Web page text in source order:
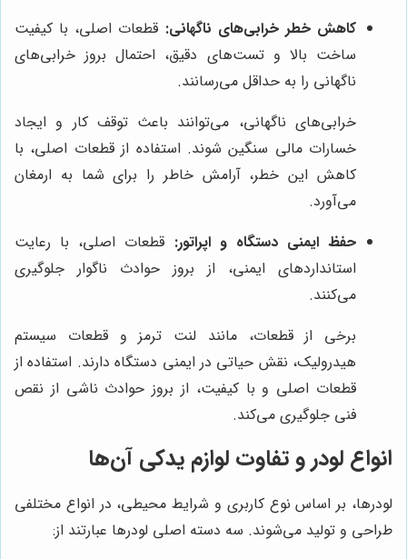
کاهش خطر خرابی‌های ناگهانی: قطعات اصلی، با کیفیت
ساخت بالا و تست‌های دقیق، احتمال بروز خرابی‌های
ناگهانی را به حداقل می‌رسانند.
خرابی‌های ناگهانی، می‌توانند باعث توقف کار و ایجاد
خسارات مالی سنگین شوند. استفاده از قطعات اصلی، با
کاهش این خطر، آرامش خاطر را برای شما به ارمغان
می‌آورد.
حفظ ایمنی دستگاه و اپراتور: قطعات اصلی، با رعایت
استانداردهای ایمنی، از بروز حوادث ناگوار جلوگیری
می‌کنند.
برخی از قطعات، مانند لنت ترمز و قطعات سیستم
هیدرولیک، نقش حیاتی در ایمنی دستگاه دارند. استفاده از
قطعات اصلی و با کیفیت، از بروز حوادث ناشی از نقص
فنی جلوگیری می‌کند.
انواع لودر و تفاوت لوازم یدکی آن‌ها
لودرها، بر اساس نوع کاربری و شرایط محیطی، در انواع مختلفی
طراحی و تولید می‌شوند. سه دسته اصلی لودرها عبارتند از: